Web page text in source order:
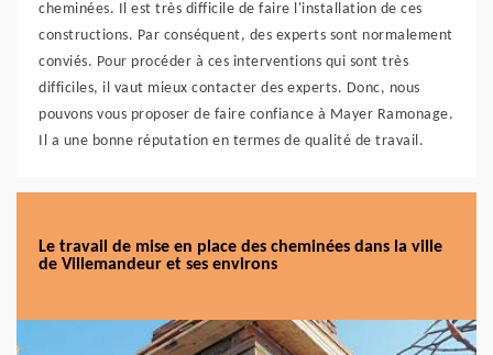
cheminées. Il est très difficile de faire l'installation de ces
constructions. Par conséquent, des experts sont normalement
conviés. Pour procéder à ces interventions qui sont très
difficiles, il vaut mieux contacter des experts. Donc, nous
pouvons vous proposer de faire confiance à Mayer Ramonage.
Il a une bonne réputation en termes de qualité de travail.
Le travail de mise en place des cheminées dans la ville
de Villemandeur et ses environs